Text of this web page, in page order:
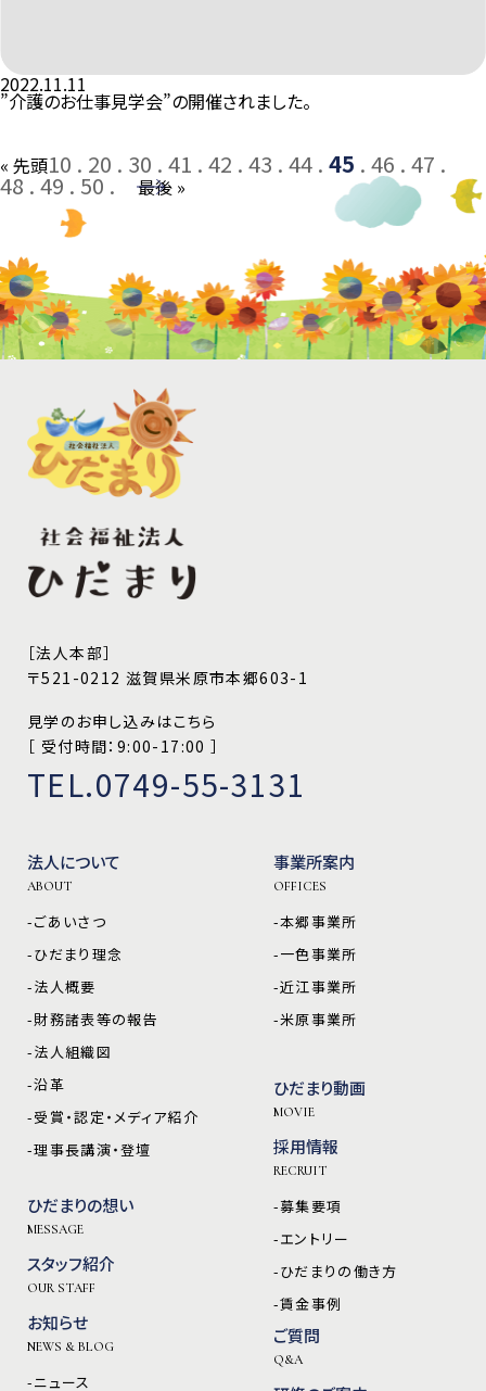
2022.11.11
”介護のお仕事見学会”の開催されました。
« 先頭10 20 30 41 42 43 44 45 46 47
48 49 50 →最後 »
［法人本部］
〒521-0212 滋賀県米原市本郷603-1
見学のお申し込みはこちら
［ 受付時間：9:00-17:00 ］
TEL.0749-55-3131
法人について
ABOUT
-ごあいさつ
-ひだまり理念
-法人概要
-財務諸表等の報告
-法人組織図
-沿革
-受賞・認定・メディア紹介
-理事長講演・登壇
ひだまりの想い
MESSAGE
スタッフ紹介
OUR STAFF
お知らせ
NEWS & BLOG
-ニュース
事業所案内
OFFICES
-本郷事業所
-一色事業所
-近江事業所
-米原事業所
ひだまり動画
MOVIE
採用情報
RECRUIT
-募集要項
-エントリー
-ひだまりの働き方
-賃金事例
ご質問
Q&A